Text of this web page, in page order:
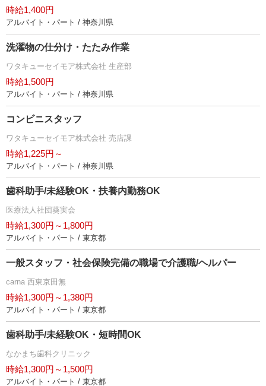
時給1,400円
アルバイト・パート / 神奈川県
洗濯物の仕分け・たたみ作業
ワタキューセイモア株式会社 生産部
時給1,500円
アルバイト・パート / 神奈川県
コンビニスタッフ
ワタキューセイモア株式会社 売店課
時給1,225円～
アルバイト・パート / 神奈川県
歯科助手/未経験OK・扶養内勤務OK
医療法人社団葵実会
時給1,300円～1,800円
アルバイト・パート / 東京都
一般スタッフ・社会保険完備の職場で介護職/ヘルパー
carna 西東京田無
時給1,300円～1,380円
アルバイト・パート / 東京都
歯科助手/未経験OK・短時間OK
なかまち歯科クリニック
時給1,300円～1,500円
アルバイト・パート / 東京都